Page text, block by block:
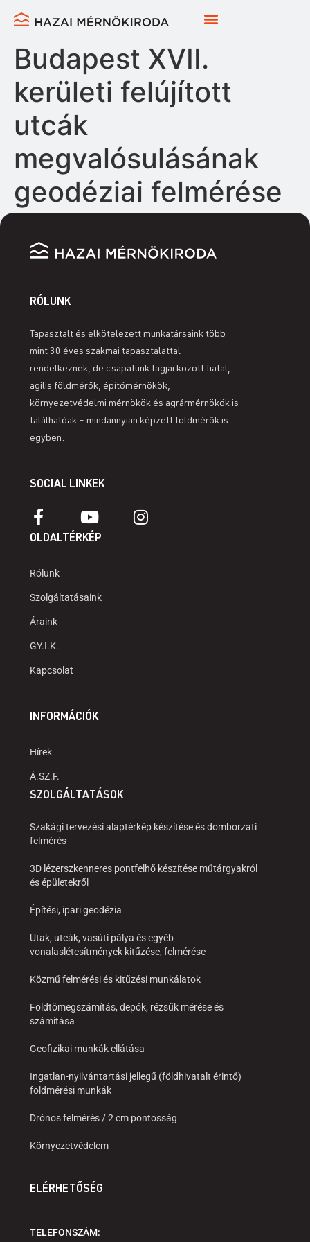
Budapest XVII.
kerületi felújított
utcák
megvalósulásának
geodéziai felmérése
RÓLUNK
Tapasztalt és elkötelezett munkatársaink több
mint 30 éves szakmai tapasztalattal
rendelkeznek, de csapatunk tagjai között fiatal,
agilis földmérők, építőmérnökök,
környezetvédelmi mérnökök és agrármérnökök is
találhatóak – mindannyian képzett földmérők is
egyben.
SOCIAL LINKEK
OLDALTÉRKÉP
Rólunk
Szolgáltatásaink
Áraink
GY.I.K.
Kapcsolat
INFORMÁCIÓK
Hírek
Á.SZ.F.
SZOLGÁLTATÁSOK
Szakági tervezési alaptérkép készítése és domborzati
felmérés
3D lézerszkenneres pontfelhő készítése műtárgyakról
és épületekről
Építési, ipari geodézia
Utak, utcák, vasúti pálya és egyéb
vonalaslétesítmények kitűzése, felmérése
Közmű felmérési és kitűzési munkálatok
Földtömegszámítás, depók, rézsűk mérése és
számítása
Geofizikai munkák ellátása
Ingatlan-nyilvántartási jellegű (földhivatalt érintő)
földmérési munkák
Drónos felmérés / 2 cm pontosság
Környezetvédelem
ELÉRHETŐSÉG
TELEFONSZÁM: